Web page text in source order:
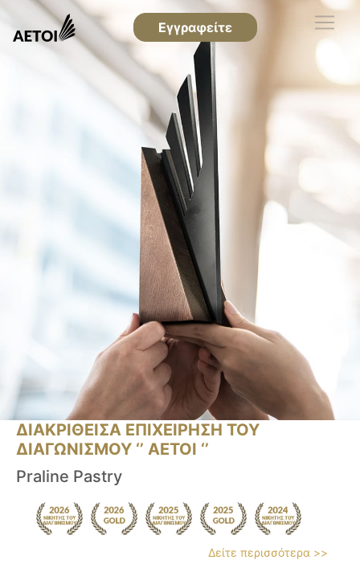
Εγγραφείτε
ΔΙΑΚΡΙΘΕΙΣΑ ΕΠΙΧΕΙΡΗΣΗ ΤΟΥ
ΔΙΑΓΩΝΙΣΜΟΥ ‘’ ΑΕΤΟΙ ‘’
Praline Pastry
Δείτε περισσότερα >>